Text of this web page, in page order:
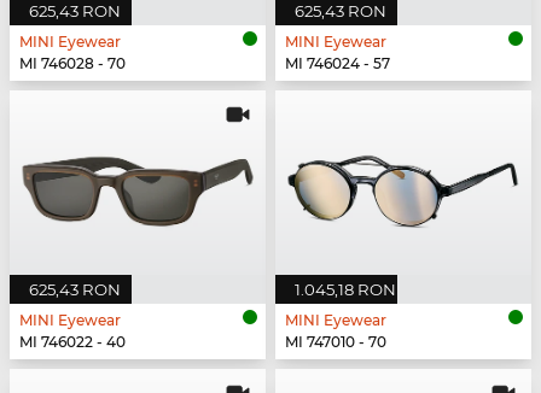
625,43 RON
MINI Eyewear
MI 746028 - 70
625,43 RON
MINI Eyewear
MI 746024 - 57
625,43 RON
MINI Eyewear
MI 746022 - 40
1.045,18 RON
MINI Eyewear
MI 747010 - 70